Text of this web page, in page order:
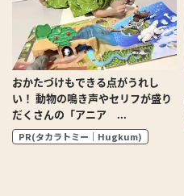
おかたづけもできる点がうれし
い！ 動物の鳴き声やセリフが盛り
だくさんの「アニア ...
PR(タカラトミー｜Hugkum)